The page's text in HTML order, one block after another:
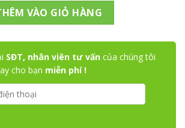
số lượng
VÀO GIỎ HÀNG
SĐT, nhân viên tư vấncủa chúng tôi
cho bạn miễn phí !